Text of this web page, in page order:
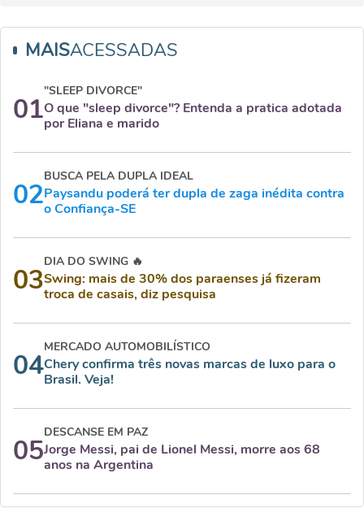
MAISACESSADAS
01
"SLEEP DIVORCE"
O que "sleep divorce"? Entenda a pratica adotada
por Eliana e marido
02
BUSCA PELA DUPLA IDEAL
Paysandu poderá ter dupla de zaga inédita contra
o Confiança-SE
03
DIA DO SWING 🔥
Swing: mais de 30% dos paraenses já fizeram
troca de casais, diz pesquisa
04
MERCADO AUTOMOBILÍSTICO
Chery confirma três novas marcas de luxo para o
Brasil. Veja!
05
DESCANSE EM PAZ
Jorge Messi, pai de Lionel Messi, morre aos 68
anos na Argentina